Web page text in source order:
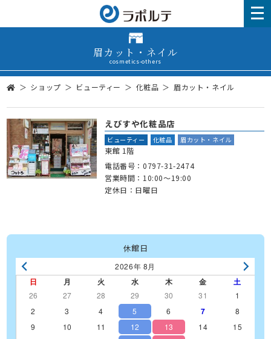
眉カット・ネイル
cosmetics-others
ショップ ビューティー 化粧品 眉カット・ネイル
えびすや化粧品店
ビューティー 化粧品 眉カット・ネイル
東館 1階
電話番号： 0797-31-2474
営業時間：10:00～19:00
定休日：日曜日
休館日
2026年 8月
日 月 火 水 木 金 土
26 27 28 29 30 31
1
2
3 4 5 6 7
8
9
10 11 12 13 14
15